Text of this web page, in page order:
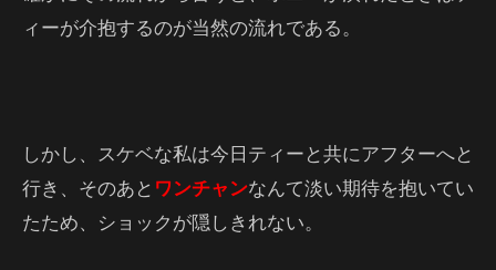
ィーが介抱するのが当然の流れである。
しかし、スケベな私は今日ティーと共にアフターへと
行き、そのあと ワンチャンなんて淡い期待を抱いてい
たため、ショックが隠しきれない。